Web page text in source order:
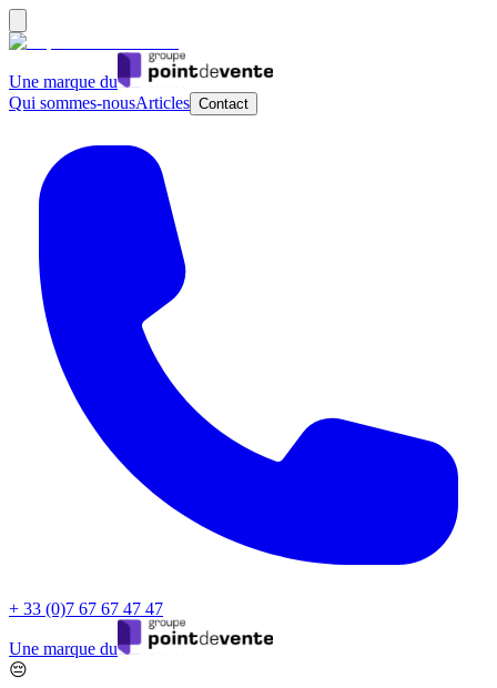
Une marque du
Qui sommes-nousArticles Contact
+ 33 (0)7 67 67 47 47
Une marque du
😔